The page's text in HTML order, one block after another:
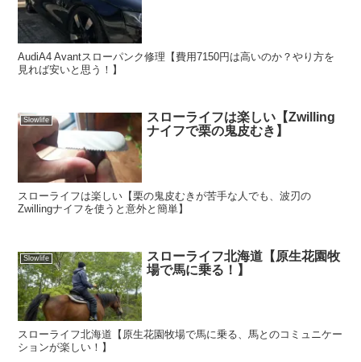
AudiA4 Avantスローパンク修理【費用7150円は高いのか？やり方を
見れば安いと思う！】
Slowlife
スローライフは楽しい【Zwilling
ナイフで栗の鬼皮むき】
スローライフは楽しい【栗の鬼皮むきが苦手な人でも、波刃の
Zwillingナイフを使うと意外と簡単】
Slowlife
スローライフ北海道【原生花園牧
場で馬に乗る！】
スローライフ北海道【原生花園牧場で馬に乗る、馬とのコミュニケー
ションが楽しい！】